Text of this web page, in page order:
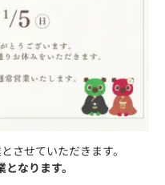
させていただきます。
なります。